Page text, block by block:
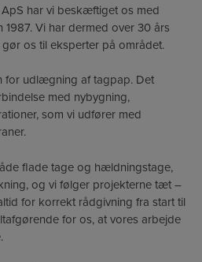
har vi beskæftiget os med
Vi har dermed over 30 års
os til eksperter på området.
for udlægning af tagpap. Det
med nybygning,
som vi udfører med
flade tage og hældningstage,
og vi følger projekterne tæt –
for korrekt rådgivning fra start til
for os, at vores arbejde